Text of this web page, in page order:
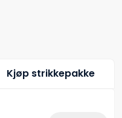
Kjøp strikkepakke